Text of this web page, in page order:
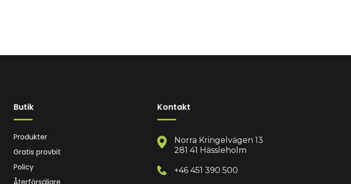
Butik
Produkter
Gratis provbit
Policy
Återförsäljare
Kontakt
Norra Kringelvägen 13
281 41 Hässleholm
+46 451 390 500